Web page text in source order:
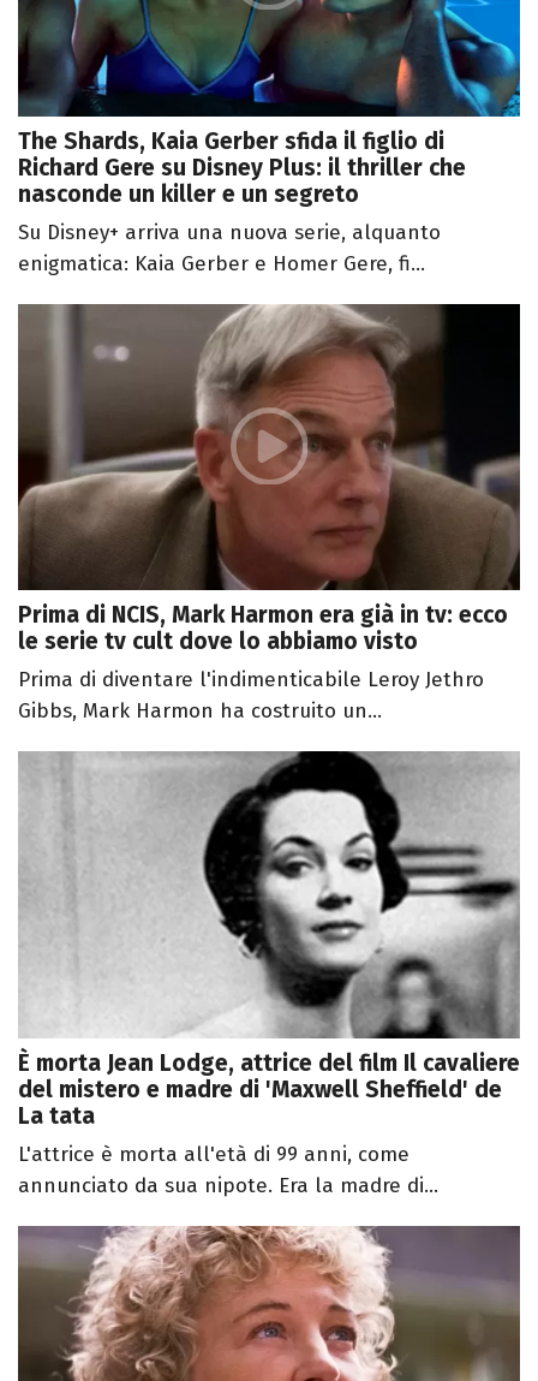
The Shards, Kaia Gerber sfida il figlio di
Richard Gere su Disney Plus: il thriller che
nasconde un killer e un segreto
Su Disney+ arriva una nuova serie, alquanto
enigmatica: Kaia Gerber e Homer Gere, fi...
Prima di NCIS, Mark Harmon era già in tv: ecco
le serie tv cult dove lo abbiamo visto
Prima di diventare l'indimenticabile Leroy Jethro
Gibbs, Mark Harmon ha costruito un...
È morta Jean Lodge, attrice del film Il cavaliere
del mistero e madre di 'Maxwell Sheffield' de
La tata
L'attrice è morta all'età di 99 anni, come
annunciato da sua nipote. Era la madre di...